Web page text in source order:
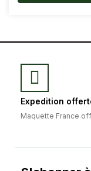
Expedition
Maquette France